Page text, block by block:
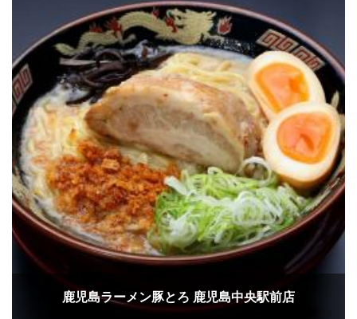
鹿児島ラーメン豚とろ 鹿児島中央駅前店